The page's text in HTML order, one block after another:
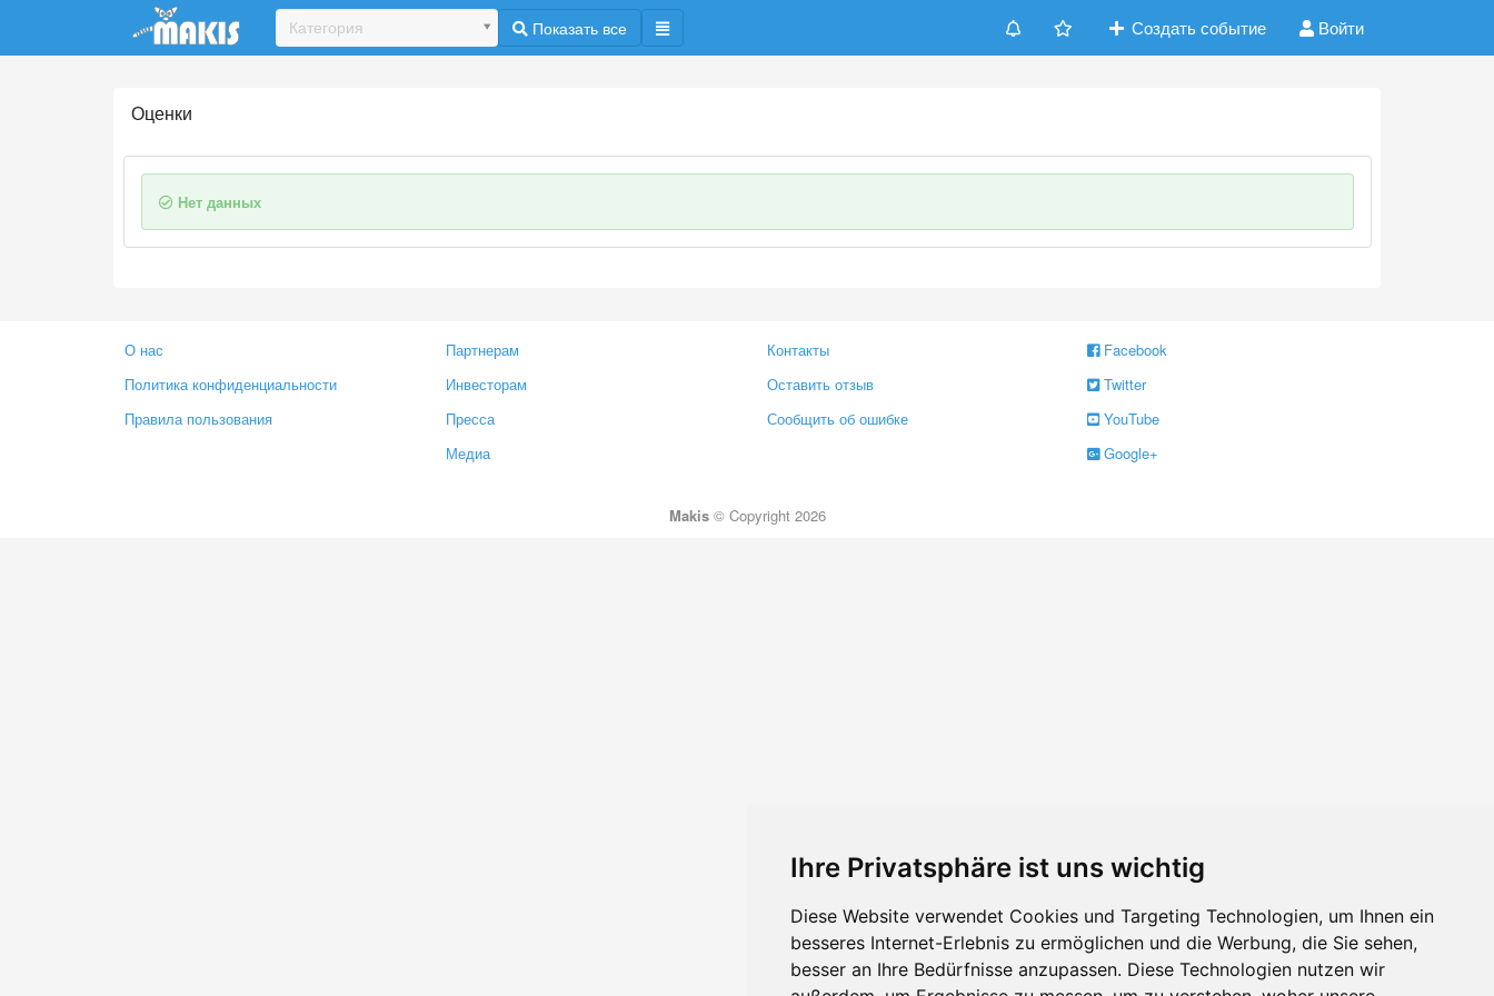
Ihre Privatsphäre ist uns wichtig
Diese Website verwendet Cookies und Targeting Technologien, um Ihnen ein
besseres Internet-Erlebnis zu ermöglichen und die Werbung, die Sie sehen,
besser an Ihre Bedürfnisse anzupassen. Diese Technologien nutzen wir
Update cookies preferences
Категория Показать все Создать событие Войти
Оценки
Нет данных
О нас
Политика конфиденциальности
Правила пользования
Партнерам
Инвесторам
Пресса
Медиа
Контакты
Оставить отзыв
Сообщить об ошибке
Facebook
Twitter
YouTube
Google+
Makis© Copyright 2026